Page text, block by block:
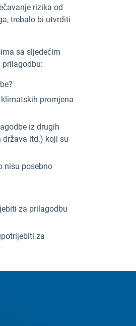
rizika od
trebalo bi utvrditi
sa sljedećim
prilagodbu:
promjena
iz drugih
itd.) koji su
nisu posebno
za prilagodbu
za